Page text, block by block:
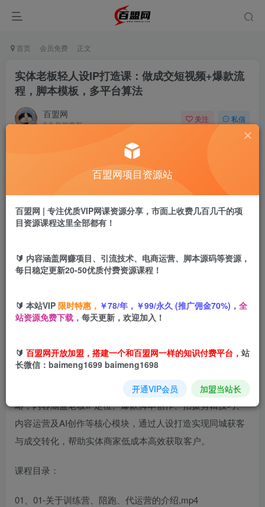
首页 会员免费 正文
实体老板轻人设IP打造课：做成交短视频+爆款流
程，脚本模板，多平台算法
百盟网
9个月前更新
关注 私信
盟币9.9
立即购买
这是一门专为实体老板打造的短视频轻人设IP实战课程，系
统讲解抖音、视频号、小红书三大平台的流量算法与运营策
略，内容涵盖老板IP定位、爆款脚本创作、拍摄剪辑技巧、
内容运营及AI创作等核心模块，通过人设打造实现同城获客
与成交转化，帮助实体商家低成本高效获取客户。
课程目录：
01、01-关于训练营、陪跑、代运营的介绍,mp4
百盟网项目资源站
百盟网 | 专注优质VIP网课资源分享，市面上收费几百几千的项
目资源课程这里全部都有！
🔰 内容涵盖网赚项目、引流技术、电商运营、脚本源码等资源，
每日稳定更新20-50优质付费资源课程！
🔰 本站VIP 限时特惠， ￥78/年，￥99/永久 (推广佣金70%)， 全
站资源免费下载， 每天更新，欢迎加入！
🔰 百盟网开放加盟，搭建一个和百盟网一样的知识付费平台， 站
长微信：baimeng1699 baimeng1698
开通VIP会员 加盟当站长